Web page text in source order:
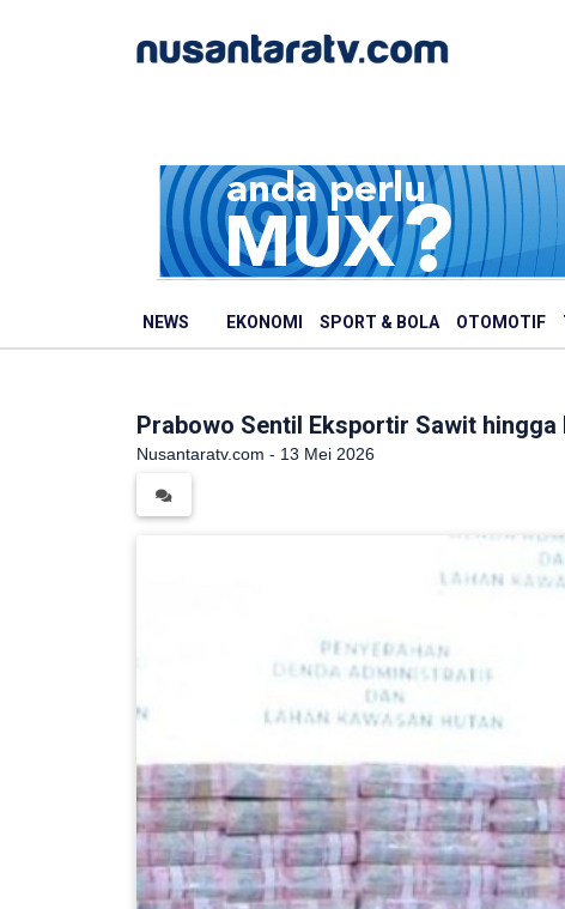
NEWS EKONOMI SPORT & BOLA OTOMOTIF
Prabowo Sentil Eksportir Sawit hingga
Nusantaratv.com - 13 Mei 2026